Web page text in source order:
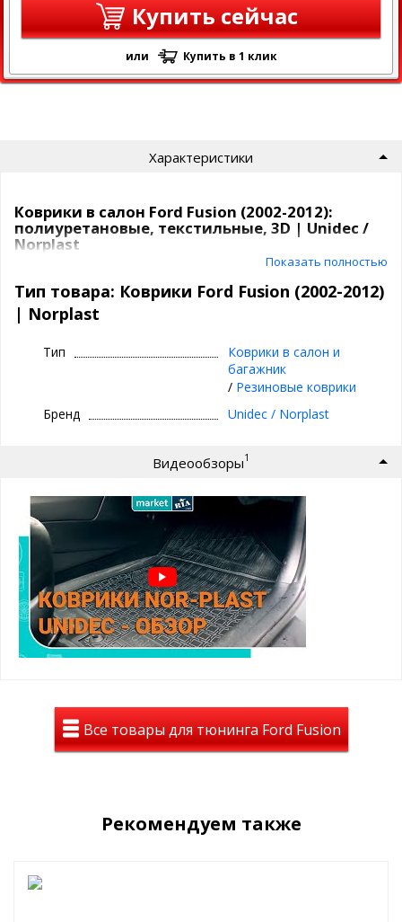
Купить сейчас
или Купить в 1 клик
Характеристики
Коврики в салон Ford Fusion (2002-2012):
полиуретановые, текстильные, 3D | Unidec /
Norplast
Коврики Unidec в атомобиль от компаниии Норпласт бывают
изполиуретана итекстиля.
(2002-2012)
, сделаны под каждую модель
под родной крепеж, бывают традиционные
(лучше прилегают, больше закрывают).
композитного материала, внешне напоминают резиновые
эксплуатационные характеристики.
Они безвредны для здоровья, эластичные и износостойки,
отлично зарекомендовали себя в суровых условиях
России(реагенты, грязь, холод, жара)
высокие бортики 2-3 см
легко чистить
точно повторяет форму
не пахнут
не деформируются
работает от -50 до +50 градусов
не подвержены хим. веществам
Текстильные коврики на Ford Fusion
(2002-2012)
Показать полностью
Тип товара: Коврики Ford Fusion (2002-2012)
| Norplast
Тип
Коврики в салон и
багажник
/ Резиновые коврики
Бренд
Unidec / Norplast
Видеообзоры1
Все товары для тюнинга Ford Fusion
Рекомендуем также